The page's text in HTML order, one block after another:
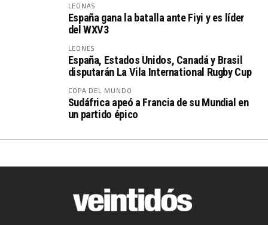
LEONAS
España gana la batalla ante Fiyi y es líder
del WXV3
LEONES
España, Estados Unidos, Canadá y Brasil
disputarán La Vila International Rugby Cup
COPA DEL MUNDO
Sudáfrica apeó a Francia de su Mundial en
un partido épico